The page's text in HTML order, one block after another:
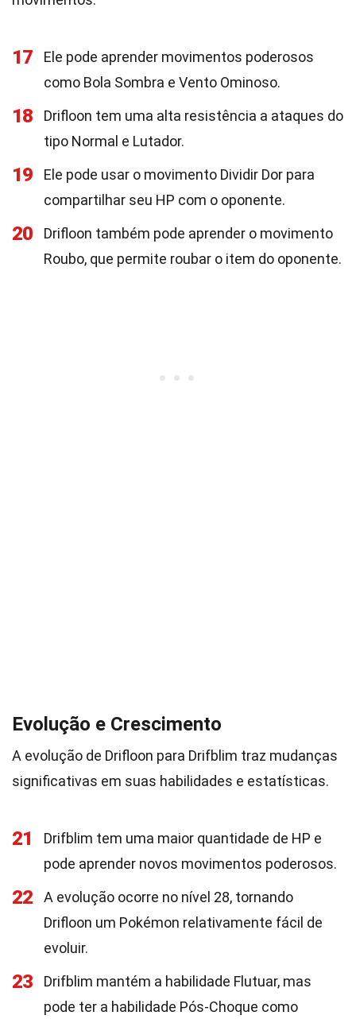
17
Ele pode aprender movimentos poderosos
como Bola Sombra e Vento Ominoso.
18
Drifloon tem uma alta resistência a ataques do
tipo Normal e Lutador.
19
Ele pode usar o movimento Dividir Dor para
compartilhar seu HP com o oponente.
20
Drifloon também pode aprender o movimento
Roubo, que permite roubar o item do oponente.
Evolução e Crescimento
A evolução de Drifloon para Drifblim traz mudanças
significativas em suas habilidades e estatísticas.
21
Drifblim tem uma maior quantidade de HP e
pode aprender novos movimentos poderosos.
22
A evolução ocorre no nível 28, tornando
Drifloon um Pokémon relativamente fácil de
evoluir.
23
Drifblim mantém a habilidade Flutuar, mas
pode ter a habilidade Pós-Choque como